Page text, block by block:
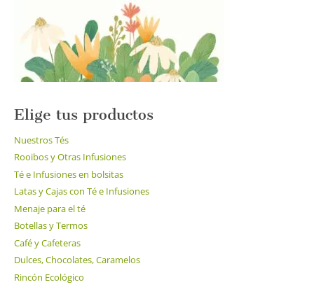
página
de
producto
Elige tus productos
Nuestros Tés
Rooibos y Otras Infusiones
Té e Infusiones en bolsitas
Latas y Cajas con Té e Infusiones
Menaje para el té
Botellas y Termos
Café y Cafeteras
Dulces, Chocolates, Caramelos
Rincón Ecológico